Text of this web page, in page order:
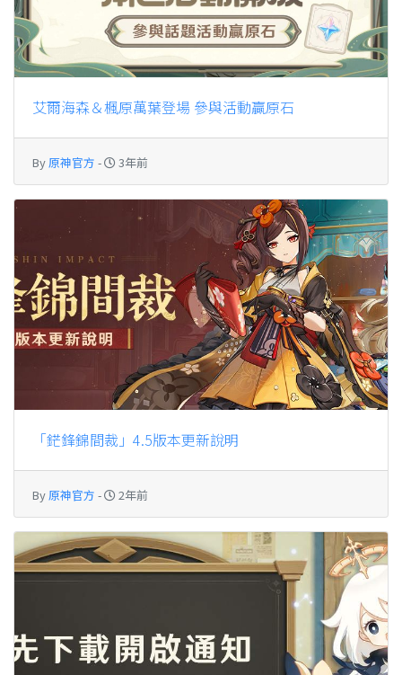
艾爾海森＆楓原萬葉登場 參與活動贏原石
By原神官方 - 3年前
「鋩鋒錦間裁」4.5版本更新說明
By原神官方 - 2年前